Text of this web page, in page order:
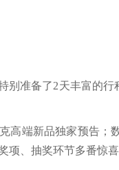
别准备了2天丰富的
高端新品独家预告；
项、抽奖环节多番惊